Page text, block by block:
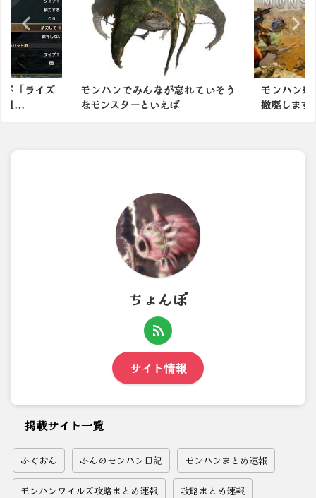
れていそう
モンハン新作は防具の男女制限を
撤廃します ←これｗｗｗ
初代モンハ
ちょんぼ
サイト情報
掲載サイト一覧
ふぐおん ふんのモンハン日記 モンハンまとめ速報
モンハンワイルズ攻略まとめ速報 攻略まとめ速報